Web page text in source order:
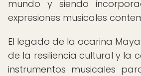
mundo y siendo
expresiones musicales
El legado de la ocarina
de la resiliencia cultural y la
instrumentos musicales